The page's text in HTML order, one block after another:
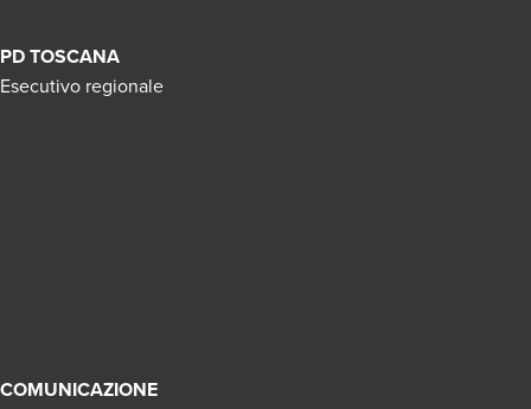
PD TOSCANA
Esecutivo regionale
COMUNICAZIONE